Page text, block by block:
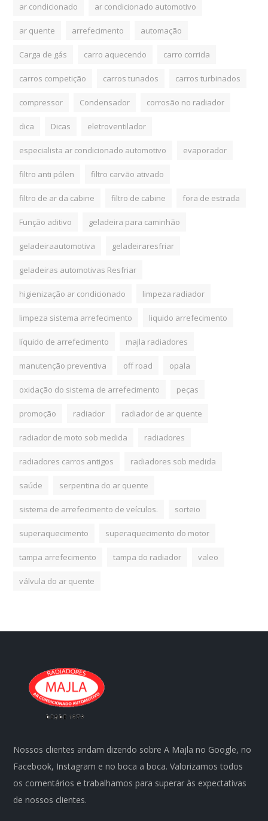
ar condicionado ar condicionado automotivo
ar quente arrefecimento automação
Carga de gás carro aquecendo carro corrida
carros competição carros tunados carros turbinados
compressor Condensador corrosão no radiador
dica Dicas eletroventilador
especialista ar condicionado automotivo evaporador
filtro anti pólen filtro carvão ativado
filtro de ar da cabine filtro de cabine fora de estrada
Função aditivo geladeira para caminhão
geladeiraautomotiva geladeiraresfriar
geladeiras automotivas Resfriar
higienização ar condicionado limpeza radiador
limpeza sistema arrefecimento liquido arrefecimento
líquido de arrefecimento majla radiadores
manutenção preventiva off road opala
oxidação do sistema de arrefecimento peças
promoção radiador radiador de ar quente
radiador de moto sob medida radiadores
radiadores carros antigos radiadores sob medida
saúde serpentina do ar quente
sistema de arrefecimento de veículos. sorteio
superaquecimento superaquecimento do motor
tampa arrefecimento tampa do radiador valeo
válvula do ar quente
Nossos clientes andam dizendo sobre A Majla no Google, no
Facebook, Instagram e no boca a boca. Valorizamos todos
os comentários e trabalhamos para superar às expectativas
de nossos clientes.